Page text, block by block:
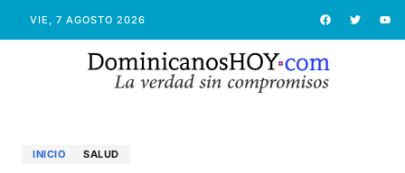
VIE, 7 AGOSTO 2026
INICIO SALUD